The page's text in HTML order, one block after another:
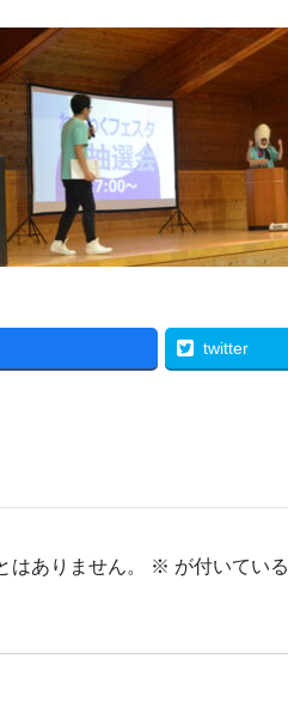
twitter
はありません。 ※ が付いてい